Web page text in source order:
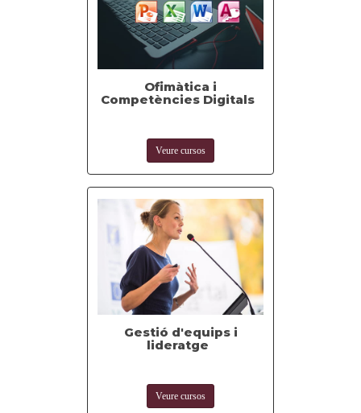
Ofimàtica i
Competències Digitals
Veure cursos
Gestió d'equips i
lideratge
Veure cursos